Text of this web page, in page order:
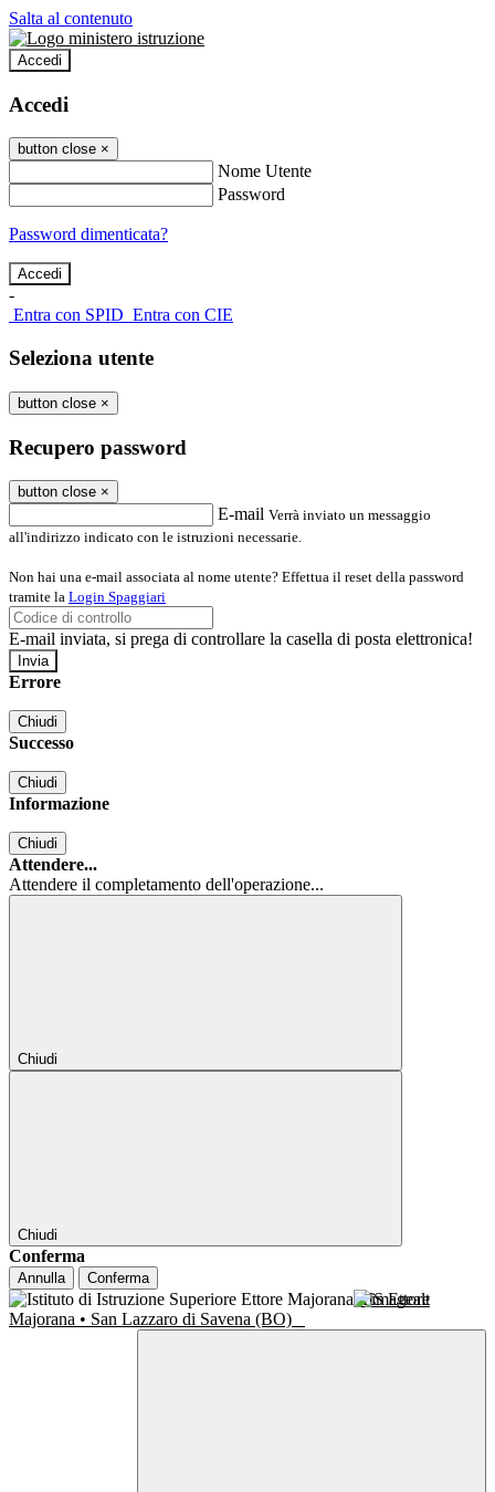
Salta al contenuto
Accedi
Accedi
button close ×
Nome Utente
Password
Password dimenticata?
-
Entra con SPID Entra con CIE
Seleziona utente
button close ×
Recupero password
button close ×
E-mail Verrà inviato un messaggio
all'indirizzo indicato con le istruzioni necessarie.
Non hai una e-mail associata al nome utente? Effettua il reset della password
tramite la Login Spaggiari
E-mail inviata, si prega di controllare la casella di posta elettronica!
Errore
Chiudi
Successo
Chiudi
Informazione
Chiudi
Attendere...
Attendere il completamento dell'operazione...
Chiudi
Chiudi
Conferma
Annulla Conferma
IIS Ettore
Majorana • San Lazzaro di Savena (BO)